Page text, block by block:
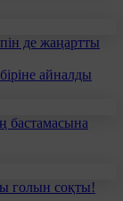
де жаңартты
айналды
бастамасына
голын соқты!